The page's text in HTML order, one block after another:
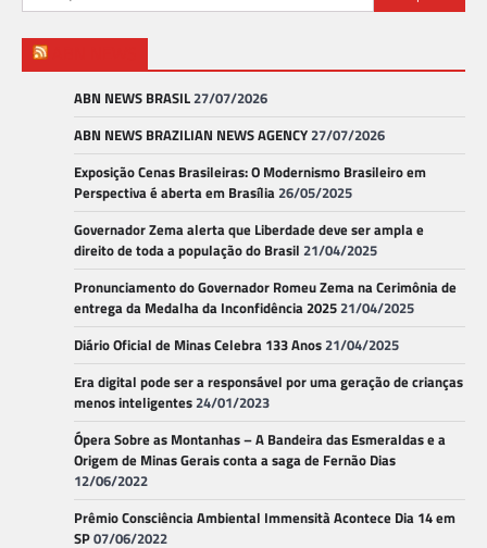
por:
ABN NEWS BRASIL27/07/2026
ABN NEWS BRAZILIAN NEWS AGENCY27/07/2026
Exposição Cenas Brasileiras: O Modernismo Brasileiro em
Perspectiva é aberta em Brasília26/05/2025
Governador Zema alerta que Liberdade deve ser ampla e
direito de toda a população do Brasil 21/04/2025
Pronunciamento do Governador Romeu Zema na Cerimônia de
entrega da Medalha da Inconfidência 202521/04/2025
Diário Oficial de Minas Celebra 133 Anos21/04/2025
Era digital pode ser a responsável por uma geração de crianças
menos inteligentes24/01/2023
Ópera Sobre as Montanhas – A Bandeira das Esmeraldas e a
Origem de Minas Gerais conta a saga de Fernão Dias
12/06/2022
Prêmio Consciência Ambiental Immensità Acontece Dia 14 em
SP07/06/2022